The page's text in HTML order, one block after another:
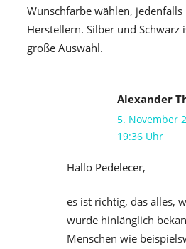
Wunschfarbe wählen,
Herstellern. Silber und Schwarz
große Auswahl.
Alexander
5. November
19:36 Uhr
Hallo Pedelecer,
es ist richtig, das alles,
wurde hinlänglich
Menschen wie